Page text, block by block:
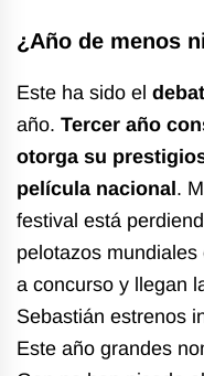
¿Año de menos
Este ha sido el
año. Tercer año
otorga su
película nacional .
festival está
pelotazos mundiales
a concurso y llegan
Sebastián estrenos
Este año grandes